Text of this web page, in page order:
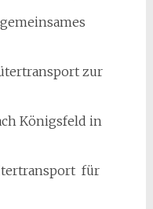
zur
in
für